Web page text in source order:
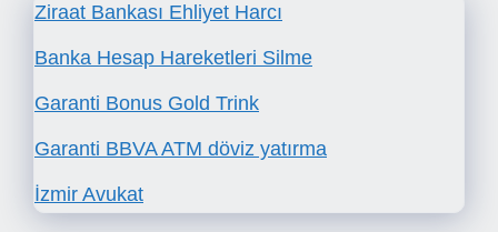
Ziraat Bankası Ehliyet Harcı
Banka Hesap Hareketleri Silme
Garanti Bonus Gold Trink
Garanti BBVA ATM döviz yatırma
İzmir Avukat